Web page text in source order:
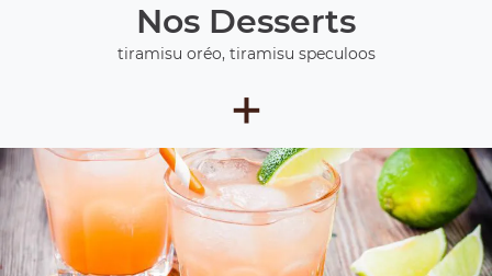
Nos Desserts
tiramisu oréo, tiramisu speculoos
+